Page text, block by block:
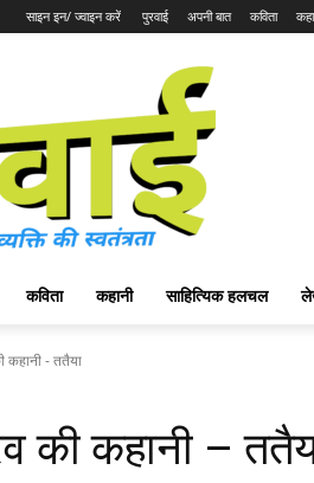
साइन इन/ ज्वाइन करें पुरवाई अपनी बात कविता
कविता कहानी साहित्यिक हलचल
कहानी - ततैया
की कहानी –